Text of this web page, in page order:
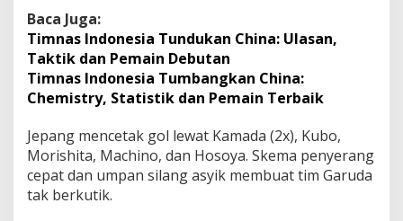
Baca Juga:
Timnas Indonesia Tundukan China: Ulasan,
Taktik dan Pemain Debutan
Timnas Indonesia Tumbangkan China:
Chemistry, Statistik dan Pemain Terbaik
Jepang mencetak gol lewat Kamada (2x), Kubo,
Morishita, Machino, dan Hosoya. Skema penyerang
cepat dan umpan silang asyik membuat tim Garuda
tak berkutik.